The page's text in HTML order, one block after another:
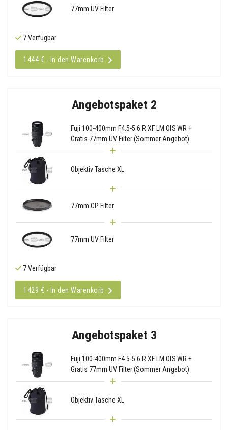
77mm UV Filter
7 Verfügbar
1444 € - In den Warenkorb
Angebotspaket 2
Fuji 100-400mm F4.5-5.6 R XF LM OIS WR +
Gratis 77mm UV Filter (Sommer Angebot)
Objektiv Tasche XL
77mm CP Filter
77mm UV Filter
7 Verfügbar
1429 € - In den Warenkorb
Angebotspaket 3
Fuji 100-400mm F4.5-5.6 R XF LM OIS WR +
Gratis 77mm UV Filter (Sommer Angebot)
Objektiv Tasche XL